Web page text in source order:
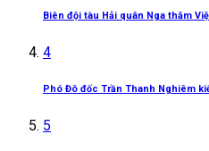
Biên đội tàu Hải quân Nga thăm
4
Phó Đô đốc Trần Thanh Nghiêm
5